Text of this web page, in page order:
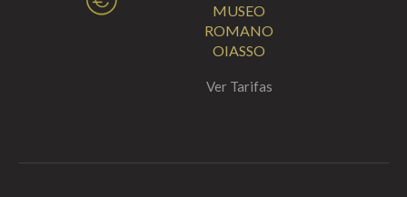
MUSEO
ROMANO
OIASSO
Ver Tarifas